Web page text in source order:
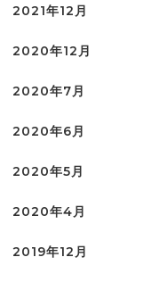
2021年12月
2020年12月
2020年7月
2020年6月
2020年5月
2020年4月
2019年12月